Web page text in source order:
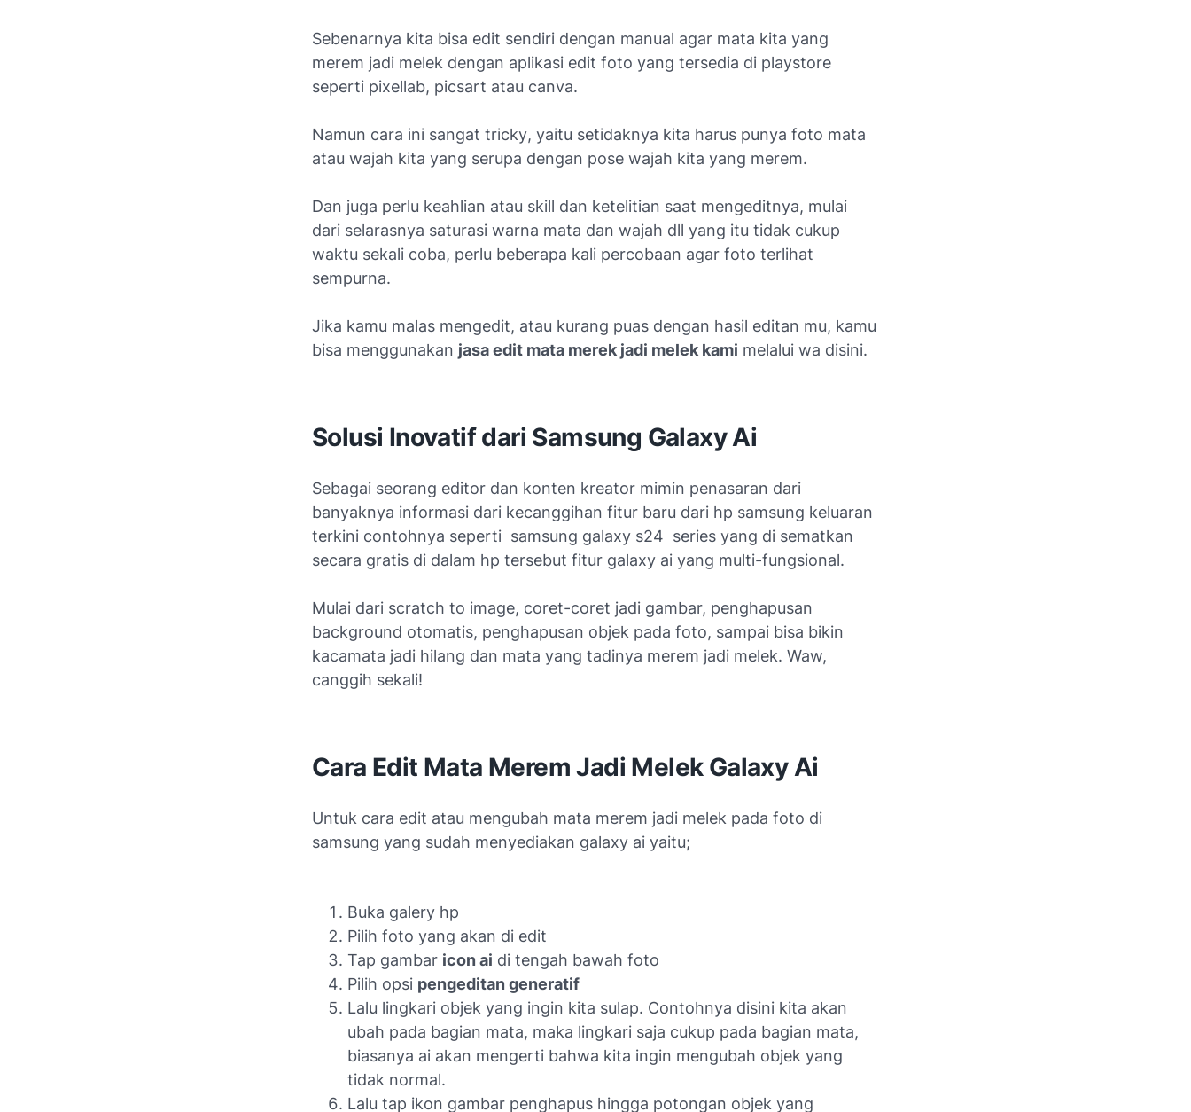
Sebenarnya kita bisa edit sendiri dengan manual agar mata kita yang
merem jadi melek dengan aplikasi edit foto yang tersedia di playstore
seperti pixellab, picsart atau canva.
Namun cara ini sangat tricky, yaitu setidaknya kita harus punya foto mata
atau wajah kita yang serupa dengan pose wajah kita yang merem.
Dan juga perlu keahlian atau skill dan ketelitian saat mengeditnya, mulai
dari selarasnya saturasi warna mata dan wajah dll yang itu tidak cukup
waktu sekali coba, perlu beberapa kali percobaan agar foto terlihat
sempurna.
Jika kamu malas mengedit, atau kurang puas dengan hasil editan mu, kamu
bisa menggunakan jasa edit mata merek jadi melek kami melalui wa disini.
Solusi Inovatif dari Samsung Galaxy Ai
Sebagai seorang editor dan konten kreator mimin penasaran dari
banyaknya informasi dari kecanggihan fitur baru dari hp samsung keluaran
terkini contohnya seperti samsung galaxy s24 series yang di sematkan
secara gratis di dalam hp tersebut fitur galaxy ai yang multi-fungsional.
Mulai dari scratch to image, coret-coret jadi gambar, penghapusan
background otomatis, penghapusan objek pada foto, sampai bisa bikin
kacamata jadi hilang dan mata yang tadinya merem jadi melek. Waw,
canggih sekali!
Cara Edit Mata Merem Jadi Melek Galaxy Ai
Untuk cara edit atau mengubah mata merem jadi melek pada foto di
samsung yang sudah menyediakan galaxy ai yaitu;
Buka galery hp
Pilih foto yang akan di edit
Tap gambar icon ai di tengah bawah foto
Pilih opsi pengeditan generatif
Lalu lingkari objek yang ingin kita sulap. Contohnya disini kita akan
ubah pada bagian mata, maka lingkari saja cukup pada bagian mata,
biasanya ai akan mengerti bahwa kita ingin mengubah objek yang
tidak normal.
Lalu tap ikon gambar penghapus hingga potongan objek yang